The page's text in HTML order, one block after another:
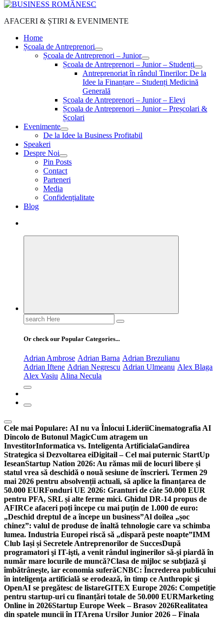
AFACERI & ȘTIRI & EVENIMENTE
Home
Școala de Antreprenori
Școala de Antreprenori – Junior
Școala de Antreprenori – Junior – Studenți
Antreprenoriat în rândul Tinerilor: De la
Idee la Finanțare – Studenți Medicină
Generală
Școala de Antreprenori – Junior – Elevi
Școala de Antreprenori – Junior – Preșcolari &
Școlari
Evenimente
De la Idee la Business Profitabil
Speakeri
Despre Noi
Pin Posts
Contact
Parteneri
Media
Confidențialitate
Blog
Search
for:
Or check our Popular Categories...
Adrian Ambrose Adrian Barna Adrian Brezulianu
Adrian Iftene Adrian Negrescu Adrian Ulmeanu Alex Blaga
Alex Vasiu Alina Necula
Cele mai Populare: AI nu va Înlocui LideriiCinematografia AI
Dincolo de Butonul MagicCum atragem un
InvestitorInformatica vs. Inteligenta ArtificialaGandirea
Strategica si Dezvoltarea eiDigitail – Cel mai puternic StartUp
IeseanStartup Nation 2026: Au rămas mii de locuri libere și
statul vrea să deschidă o nouă sesiune de înscrieri. Termen 29
mai 2026 pentru absolvenții actuali, să aplice la finanțarea de
50.000 EURFonduri UE 2026: Granturi de câte 50.000 EUR
pentru PFA, SRL și alte ferme mici. Ghidul DR-14 propus de
AFIRCe afaceri poți începe cu mai puțin de 1.000 de euro:
„Deschid dreptul de a începe un business”Al doilea „șoc
chinez”: valul de produse de înaltă tehnologie care va schimba
lumea. Industria Europei riscă să „dispară peste noapte”IMM
Club Iași și Secretele Antreprenorilor de SuccesDupă
programatori şi IT-işti, a venit rândul inginerilor să-şi piardă în
număr mare locurile de muncă?Clasa de mijloc se subţiază şi
îmbătrâneşte, iar economia suferăCNBC: Încrederea publicului
în inteligenţa artificială se erodează, în timp ce Anthropic şi
OpenAI se pregătesc de listareGITEX Europe 2026: Competiție
pentru startup-uri cu finanțări totale de 50.000 EURMarketing
Online in 2026Startup Europe Week – Brasov 2026Realitatea
din spatele muncii în ITArena Ursilor Junior 2026 – Finala